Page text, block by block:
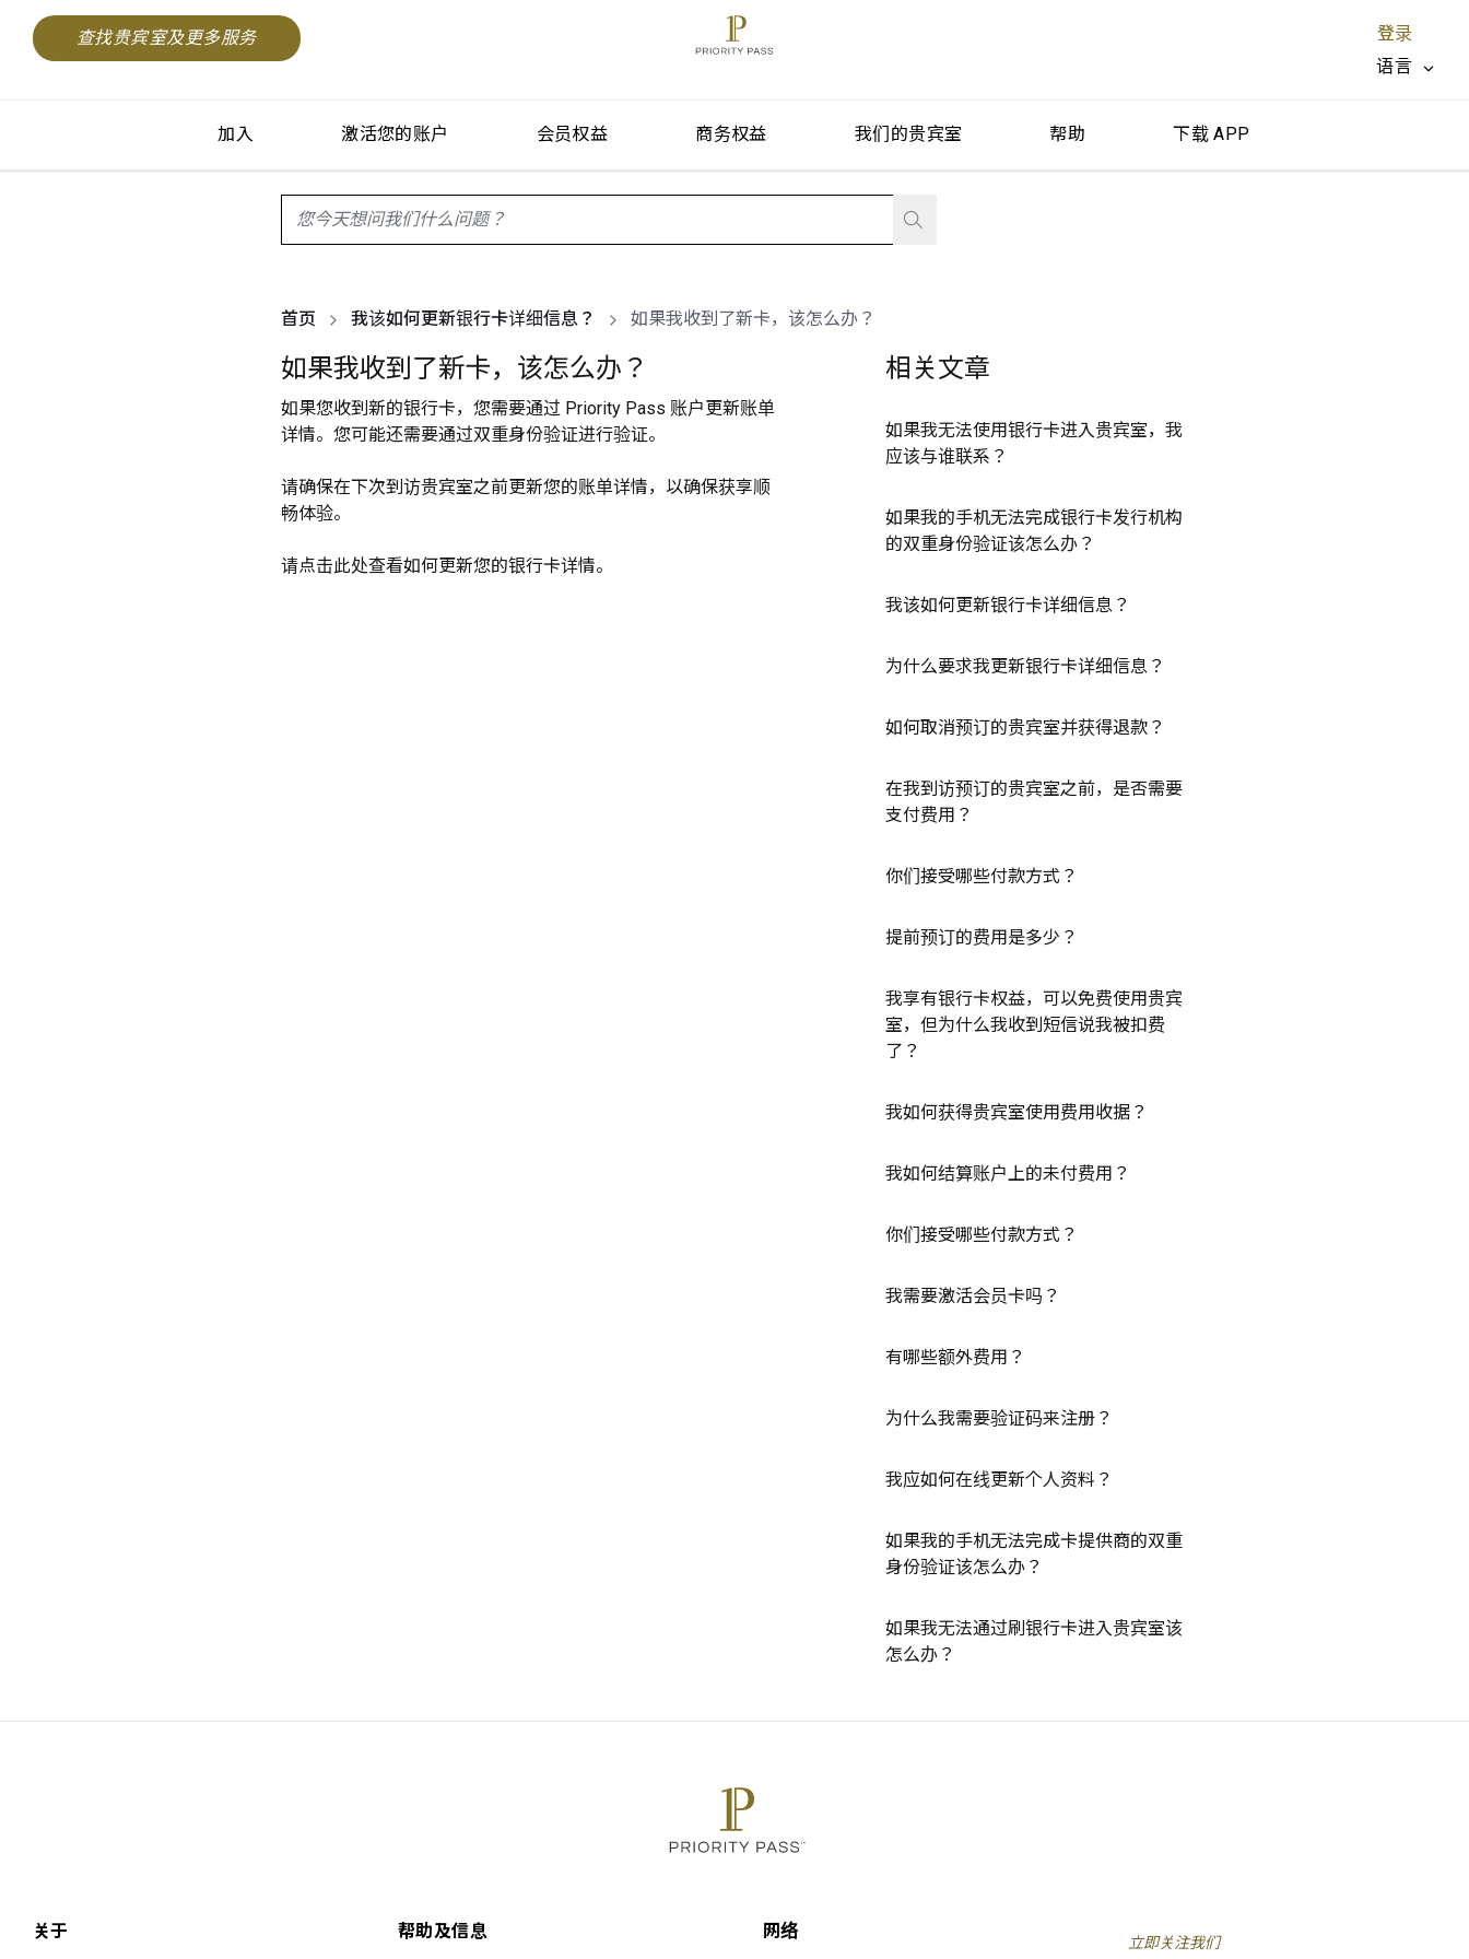
查找贵宾室及更多服务
登录
语言
加入 激活您的账户 会员权益 商务权益 我们的贵宾室 帮助 下载 APP
首页 我该如何更新银行卡详细信息？ 如果我收到了新卡，该怎么办？
如果我收到了新卡，该怎么办？
如果您收到新的银行卡，您需要通过 Priority Pass 账户更新账单
详情。您可能还需要通过双重身份验证进行验证。
请确保在下次到访贵宾室之前更新您的账单详情，以确保获享顺
畅体验。
请点击此处查看如何更新您的银行卡详情。
相关文章
如果我无法使用银行卡进入贵宾室，我
应该与谁联系？
如果我的手机无法完成银行卡发行机构
的双重身份验证该怎么办？
我该如何更新银行卡详细信息？
为什么要求我更新银行卡详细信息？
如何取消预订的贵宾室并获得退款？
在我到访预订的贵宾室之前，是否需要
支付费用？
你们接受哪些付款方式？
提前预订的费用是多少？
我享有银行卡权益，可以免费使用贵宾
室，但为什么我收到短信说我被扣费
了？
我如何获得贵宾室使用费用收据？
我如何结算账户上的未付费用？
你们接受哪些付款方式？
我需要激活会员卡吗？
有哪些额外费用？
为什么我需要验证码来注册？
我应如何在线更新个人资料？
如果我的手机无法完成卡提供商的双重
身份验证该怎么办？
如果我无法通过刷银行卡进入贵宾室该
怎么办？
关于 帮助及信息 网络
立即关注我们